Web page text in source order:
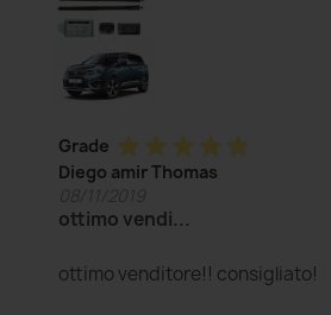
Grade star star star star star
Diego amir Thomas
ottimo vendi...
ottimo venditore!! consigliato!